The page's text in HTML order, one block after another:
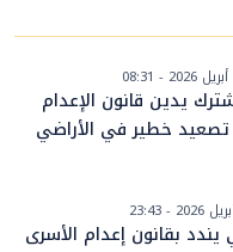
يدين قانون الإعدام
تصعيد خطير في الأراضي
بقانون إعدام الأسرى